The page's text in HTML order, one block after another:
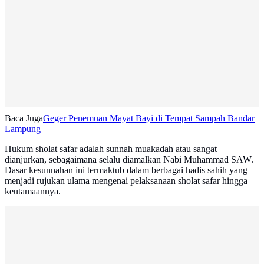
Baca JugaGeger Penemuan Mayat Bayi di Tempat Sampah Bandar
Lampung
Hukum sholat safar adalah sunnah muakadah atau sangat
dianjurkan, sebagaimana selalu diamalkan Nabi Muhammad SAW.
Dasar kesunnahan ini termaktub dalam berbagai hadis sahih yang
menjadi rujukan ulama mengenai pelaksanaan sholat safar hingga
keutamaannya.